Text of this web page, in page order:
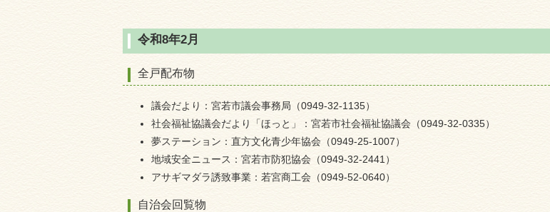
令和8年2月
全戸配布物
議会だより：宮若市議会事務局（0949-32-1135）
社会福祉協議会だより「ほっと」：宮若市社会福祉協議会（0949-32-0335）
夢ステーション：直方文化青少年協会（0949-25-1007）
地域安全ニュース：宮若市防犯協会（0949-32-2441）
アサギマダラ誘致事業：若宮商工会（0949-52-0640）
自治会回覧物